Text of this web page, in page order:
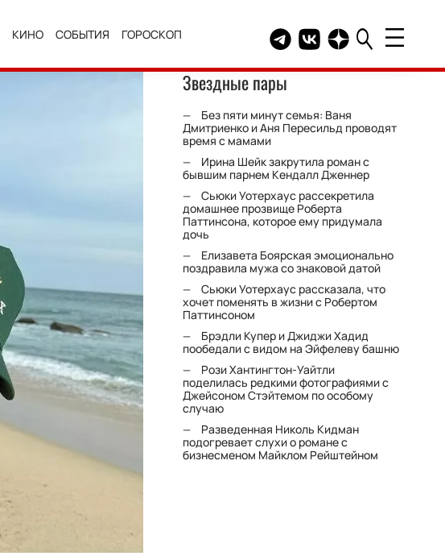
КИНО СОБЫТИЯ ГОРОСКОП Telegram канал HELLO
Группа HELLO
Канал HELLO в
Звездные пары
Без пяти минут семья: Ваня
Дмитриенко и Аня Пересильд проводят
время с мамами
Ирина Шейк закрутила роман с
бывшим парнем Кендалл Дженнер
Сьюки Уотерхаус рассекретила
домашнее прозвище Роберта
Паттинсона, которое ему придумала
дочь
Елизавета Боярская эмоционально
поздравила мужа со знаковой датой
Сьюки Уотерхаус рассказала, что
хочет поменять в жизни с Робертом
Паттинсоном
Брэдли Купер и Джиджи Хадид
пообедали с видом на Эйфелеву башню
Рози Хантингтон-Уайтли
поделилась редкими фотографиями с
Джейсоном Стэйтемом по особому
случаю
Разведенная Николь Кидман
подогревает слухи о романе с
бизнесменом Майклом Рейштейном